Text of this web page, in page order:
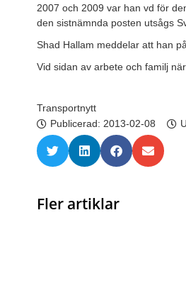
2007 och 2009 var han vd för
den sistnämnda posten utsågs
Shad Hallam meddelar att han
Vid sidan av arbete och familj
Transportnytt
Publicerad: 2013-02-08
Fler artiklar